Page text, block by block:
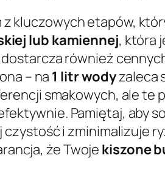
z kluczowych etapów,
lub kamiennej, która
również
– na 1 litr wodyzaleca
smakowych, ale
Pamiętaj, aby
i zminimalizuje
że Twoje kiszone